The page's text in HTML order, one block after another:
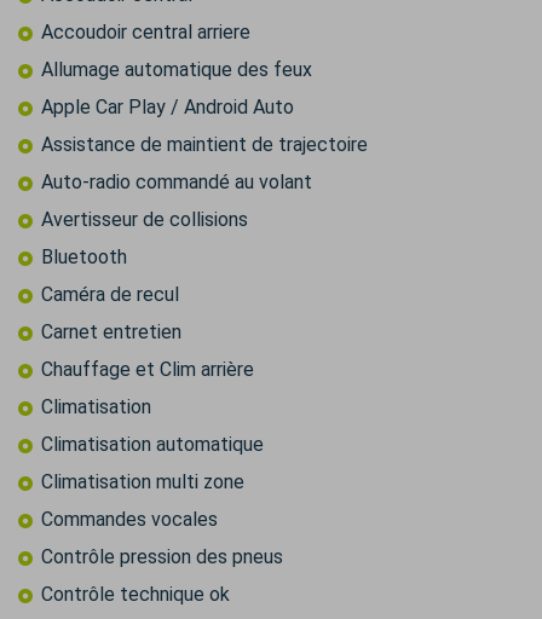
Accoudoir central arriere
Allumage automatique des feux
Apple Car Play / Android Auto
Assistance de maintient de trajectoire
Auto-radio commandé au volant
Avertisseur de collisions
Bluetooth
Caméra de recul
Carnet entretien
Chauffage et Clim arrière
Climatisation
Climatisation automatique
Climatisation multi zone
Commandes vocales
Contrôle pression des pneus
Contrôle technique ok